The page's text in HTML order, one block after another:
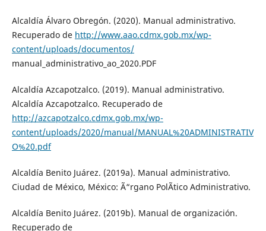
Alcaldía Álvaro Obregón. (2020). Manual administrativo.
Recuperado de http://www.aao.cdmx.gob.mx/wp-
content/uploads/documentos/
manual_administrativo_ao_2020.PDF
Alcaldía Azcapotzalco. (2019). Manual administrativo.
Alcaldía Azcapotzalco. Recuperado de
http://azcapotzalco.cdmx.gob.mx/wp-
content/uploads/2020/manual/MANUAL%20ADMINISTRATIV
O%20.pdf
Alcaldía Benito Juárez. (2019a). Manual administrativo.
Ciudad de México, México: Ã“rgano PolÃ­tico Administrativo.
Alcaldía Benito Juárez. (2019b). Manual de organización.
Recuperado de